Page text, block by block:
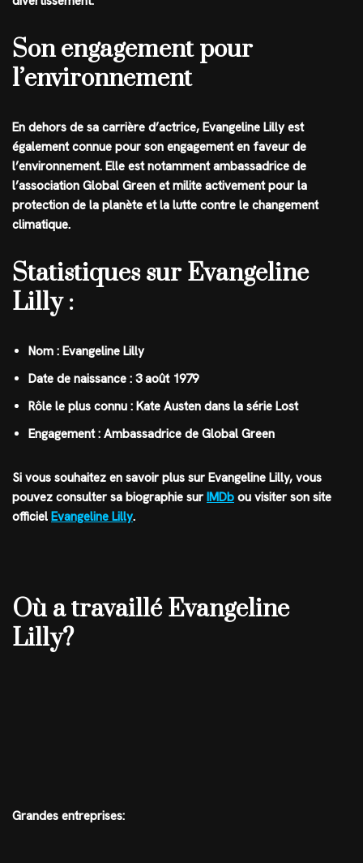
Son engagement pour
l’environnement
En dehors de sa carrière d’actrice, Evangeline Lilly est
également connue pour son engagement en faveur de
l’environnement. Elle est notamment ambassadrice de
l’association Global Green et milite activement pour la
protection de la planète et la lutte contre le changement
climatique.
Statistiques sur Evangeline
Lilly :
Nom : Evangeline Lilly
Date de naissance : 3 août 1979
Rôle le plus connu : Kate Austen dans la série Lost
Engagement : Ambassadrice de Global Green
Si vous souhaitez en savoir plus sur Evangeline Lilly, vous
pouvez consulter sa biographie sur IMDb ou visiter son site
officiel Evangeline Lilly.
Où a travaillé Evangeline
Lilly?
Grandes entreprises: